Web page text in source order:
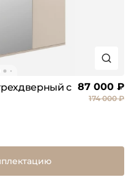
с 87 000 ₽
174 000 ₽